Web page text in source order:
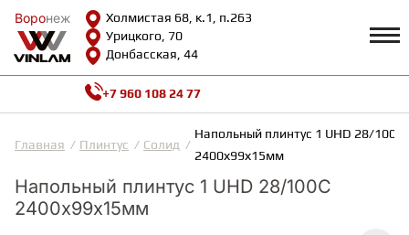
Воронеж
Холмистая 68, к.1, п.263
Урицкого, 70
Донбасская, 44
Воронеж
КАТАЛОГ Профиль
Возврат и гарантии
Сотрудничество
ВИНИЛОВАЯ ПЛИТКА
+7 960 108 24 77
Главная Плинтус Солид
Напольный плинтус 1 UHD 28/100C
2400х99х15мм
Напольный плинтус 1 UHD 28/100C
2400х99х15мм